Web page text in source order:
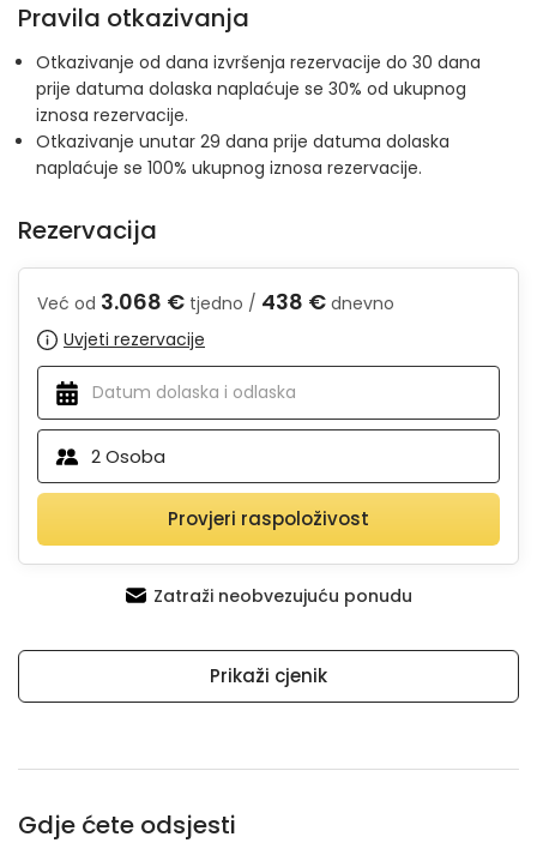
Pravila otkazivanja
Otkazivanje od dana izvršenja rezervacije do 30 dana
prije datuma dolaska naplaćuje se 30% od ukupnog
iznosa rezervacije.
Otkazivanje unutar 29 dana prije datuma dolaska
naplaćuje se 100% ukupnog iznosa rezervacije.
Rezervacija
Već od 3.068 € tjedno / 438 € dnevno
Uvjeti rezervacije
2Osoba
Provjeri raspoloživost
Zatraži neobvezujuću ponudu
Prikaži cjenik
Gdje ćete odsjesti